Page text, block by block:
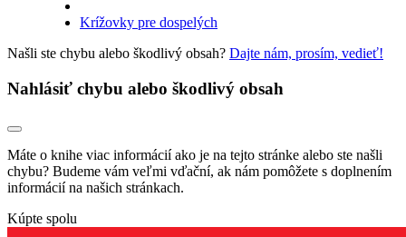
Krížovky pre dospelých
Našli ste chybu alebo škodlivý obsah? Dajte nám, prosím, vedieť!
Nahlásiť chybu alebo škodlivý obsah
Máte o knihe viac informácií ako je na tejto stránke alebo ste našli
chybu? Budeme vám veľmi vďační, ak nám pomôžete s doplnením
informácií na našich stránkach.
Kúpte spolu